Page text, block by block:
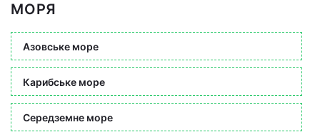
МОРЯ
Азовське море
Карибське море
Середземне море